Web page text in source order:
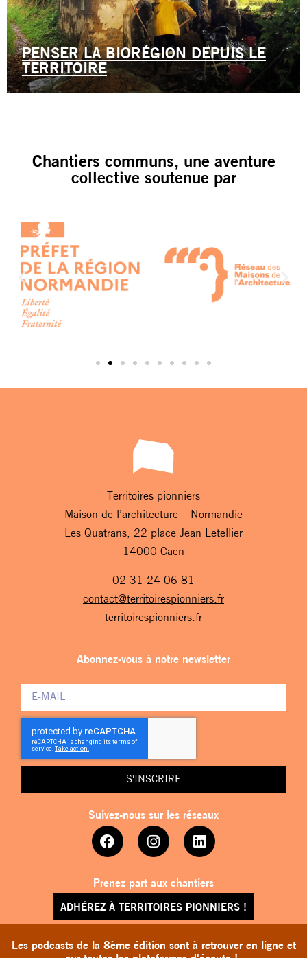
Les podcasts de la 8ème édition sont à retrouver en ligne et
PENSER LA BIORÉGION DEPUIS LE
TERRITOIRE
Chantiers communs, une aventure
collective soutenue par
Territoires pionniers
Maison de l’architecture – Normandie
Les Quatrans, 22 place Jean Letellier
14000 Caen
02 31 24 06 81
contact@territoirespionniers.fr
territoirespionniers.fr
Abonnez-vous à notre newsletter
S'INSCRIRE
Suivez-nous sur les réseaux
Prenez part aux chantiers
ADHÉREZ À TERRITOIRES PIONNIERS !